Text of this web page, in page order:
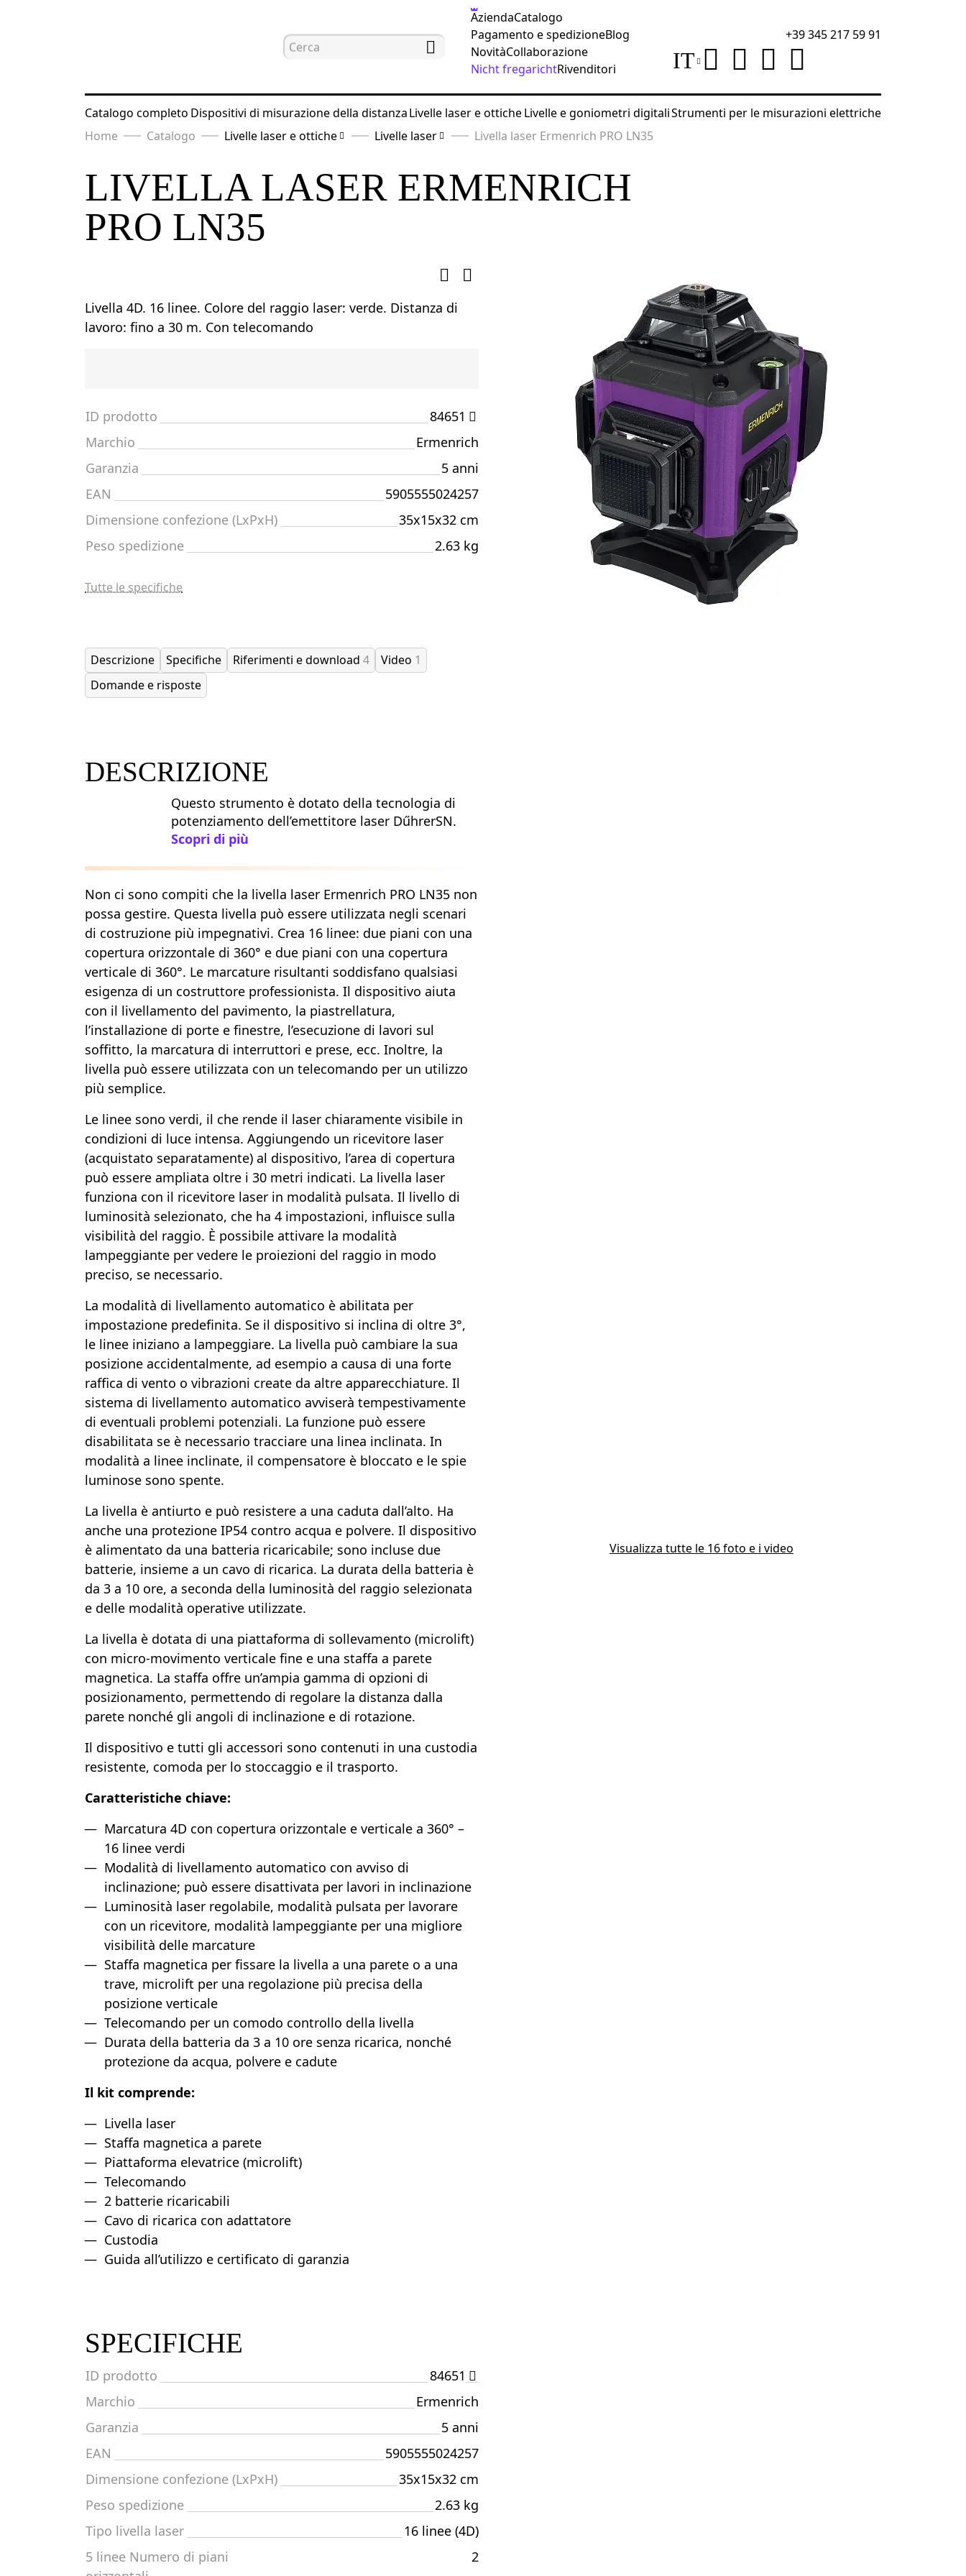
AziendaCatalogo
Pagamento e spedizioneBlog
NovitàCollaborazione
Nicht fregarichtRivenditori
+39 345 217 59 91
IT
Catalogo completo Dispositivi di misurazione della distanzaLivelle laser e otticheLivelle e goniometri digitaliStrumenti per le misurazioni elettriche
Home
Catalogo Livelle laser e ottiche Livelle laser Livella laser Ermenrich PRO LN35
LIVELLA LASER ERMENRICH
PRO LN35
Visualizza tutte le 16 foto e i video
Livella 4D. 16 linee. Colore del raggio laser: verde. Distanza di
lavoro: fino a 30 m. Con telecomando
ID prodotto
84651
Marchio
Ermenrich
Garanzia
5 anni
EAN
5905555024257
Dimensione confezione (LxPxH)
35x15x32 cm
Peso spedizione
2.63 kg
Tutte le specifiche
Descrizione Specifiche Riferimenti e download 4 Video 1
Domande e risposte
DESCRIZIONE
Questo strumento è dotato della tecnologia di
potenziamento dell’emettitore laser DűhrerSN.
Scopri di più
Non ci sono compiti che la livella laser Ermenrich PRO LN35 non
possa gestire. Questa livella può essere utilizzata negli scenari
di costruzione più impegnativi. Crea 16 linee: due piani con una
copertura orizzontale di 360° e due piani con una copertura
verticale di 360°. Le marcature risultanti soddisfano qualsiasi
esigenza di un costruttore professionista. Il dispositivo aiuta
con il livellamento del pavimento, la piastrellatura,
l’installazione di porte e finestre, l’esecuzione di lavori sul
soffitto, la marcatura di interruttori e prese, ecc. Inoltre, la
livella può essere utilizzata con un telecomando per un utilizzo
più semplice.
Le linee sono verdi, il che rende il laser chiaramente visibile in
condizioni di luce intensa. Aggiungendo un ricevitore laser
(acquistato separatamente) al dispositivo, l’area di copertura
può essere ampliata oltre i 30 metri indicati. La livella laser
funziona con il ricevitore laser in modalità pulsata. Il livello di
luminosità selezionato, che ha 4 impostazioni, influisce sulla
visibilità del raggio. È possibile attivare la modalità
lampeggiante per vedere le proiezioni del raggio in modo
preciso, se necessario.
La modalità di livellamento automatico è abilitata per
impostazione predefinita. Se il dispositivo si inclina di oltre 3°,
le linee iniziano a lampeggiare. La livella può cambiare la sua
posizione accidentalmente, ad esempio a causa di una forte
raffica di vento o vibrazioni create da altre apparecchiature. Il
sistema di livellamento automatico avviserà tempestivamente
di eventuali problemi potenziali. La funzione può essere
disabilitata se è necessario tracciare una linea inclinata. In
modalità a linee inclinate, il compensatore è bloccato e le spie
luminose sono spente.
La livella è antiurto e può resistere a una caduta dall’alto. Ha
anche una protezione IP54 contro acqua e polvere. Il dispositivo
è alimentato da una batteria ricaricabile; sono incluse due
batterie, insieme a un cavo di ricarica. La durata della batteria è
da 3 a 10 ore, a seconda della luminosità del raggio selezionata
e delle modalità operative utilizzate.
La livella è dotata di una piattaforma di sollevamento (microlift)
con micro-movimento verticale fine e una staffa a parete
magnetica. La staffa offre un’ampia gamma di opzioni di
posizionamento, permettendo di regolare la distanza dalla
parete nonché gli angoli di inclinazione e di rotazione.
Il dispositivo e tutti gli accessori sono contenuti in una custodia
resistente, comoda per lo stoccaggio e il trasporto.
Caratteristiche chiave:
Marcatura 4D con copertura orizzontale e verticale a 360° –
16 linee verdi
Modalità di livellamento automatico con avviso di
inclinazione; può essere disattivata per lavori in inclinazione
Luminosità laser regolabile, modalità pulsata per lavorare
con un ricevitore, modalità lampeggiante per una migliore
visibilità delle marcature
Staffa magnetica per fissare la livella a una parete o a una
trave, microlift per una regolazione più precisa della
posizione verticale
Telecomando per un comodo controllo della livella
Durata della batteria da 3 a 10 ore senza ricarica, nonché
protezione da acqua, polvere e cadute
Il kit comprende:
Livella laser
Staffa magnetica a parete
Piattaforma elevatrice (microlift)
Telecomando
2 batterie ricaricabili
Cavo di ricarica con adattatore
Custodia
Guida all’utilizzo e certificato di garanzia
SPECIFICHE
ID prodotto
84651
Marchio
Ermenrich
Garanzia
5 anni
EAN
5905555024257
Dimensione confezione (LxPxH)
35x15x32 cm
Peso spedizione
2.63 kg
Tipo livella laser
16 linee (4D)
5 linee Numero di piani
2